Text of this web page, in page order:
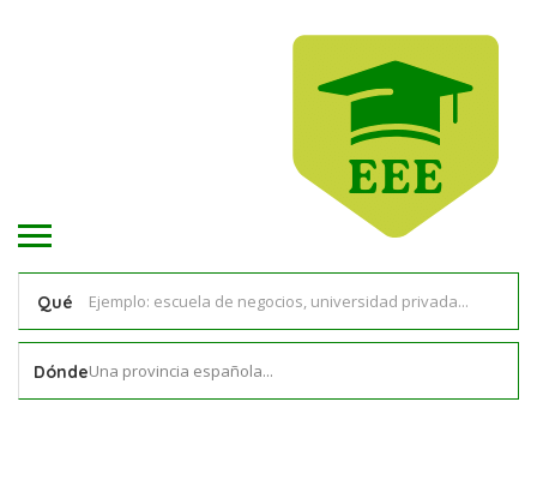
Qué
DóndeUna provincia española...